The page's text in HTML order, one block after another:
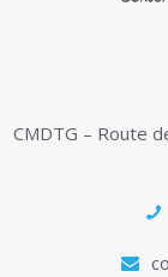
CMDTG – Route